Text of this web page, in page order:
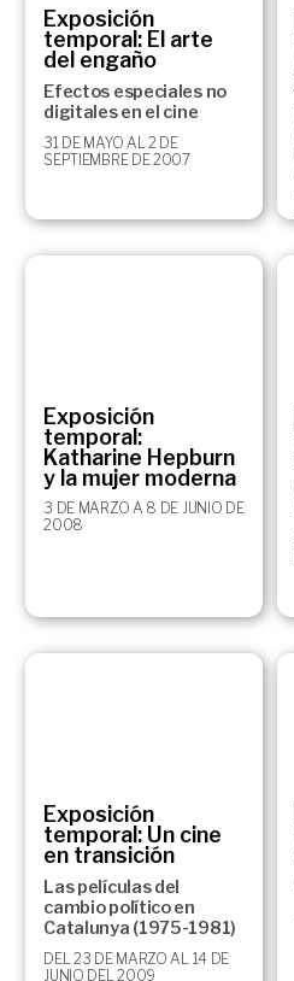
Exposición
temporal: El arte
del engaño
Efectos especiales no
digitales en el cine
31 DE MAYO AL 2 DE
SEPTIEMBRE DE 2007
Exposición
temporal:
Katharine Hepburn
y la mujer moderna
3 DE MARZO A 8 DE JUNIO DE
2008
Exposición
temporal: Un cine
en transición
Las películas del
cambio político en
Catalunya (1975-1981)
DEL 23 DE MARZO AL 14 DE
JUNIO DEL 2009